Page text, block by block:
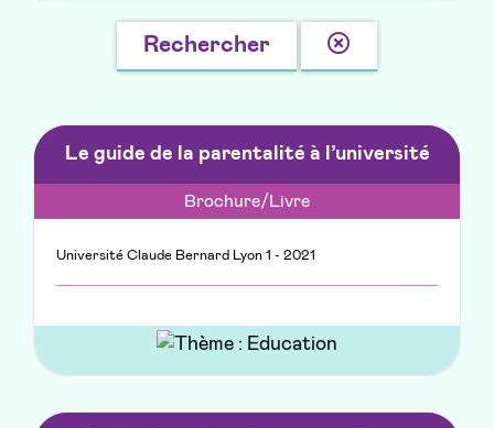
Rechercher
la
Le guide de la parentalité à l’université
Brochure/Livre
Université Claude Bernard Lyon 1 - 2021